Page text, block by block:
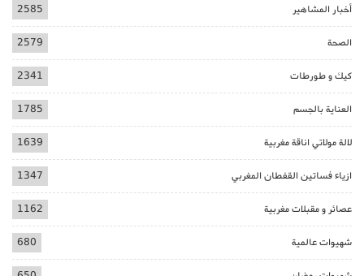
أخبار المشاهير 2585
الصحة 2579
كيك و طورطات 2341
العناية بالجسم 1785
لالة مولاتي اناقة مغربية 1639
ازياء فساتين القفطان المغربي 1347
عصائر و مقبلات مغربية 1162
شهيوات عالمية 680